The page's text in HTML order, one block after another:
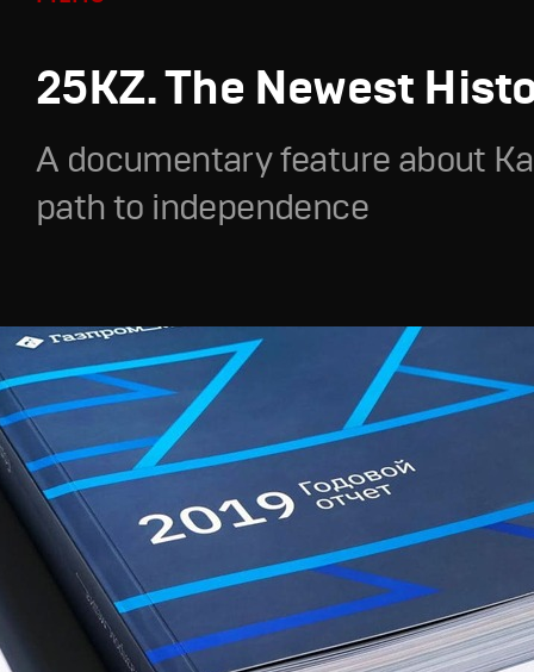
25KZ. The Newest
A documentary feature about
path to independence